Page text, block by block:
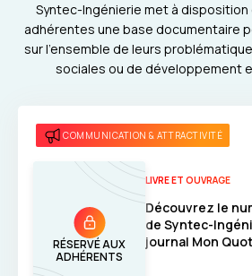
Syntec-Ingénierie met à
adhérentes une base documentaire
sur l'ensemble de leurs
sociales ou de développement
RÉSERVÉ AUX
ADHÉRENTS
COMMUNICATION & ATTRACTIVITÉ
LIVRE ET OUVRAGE
Découvrez le
de Syntec-
journal Mon